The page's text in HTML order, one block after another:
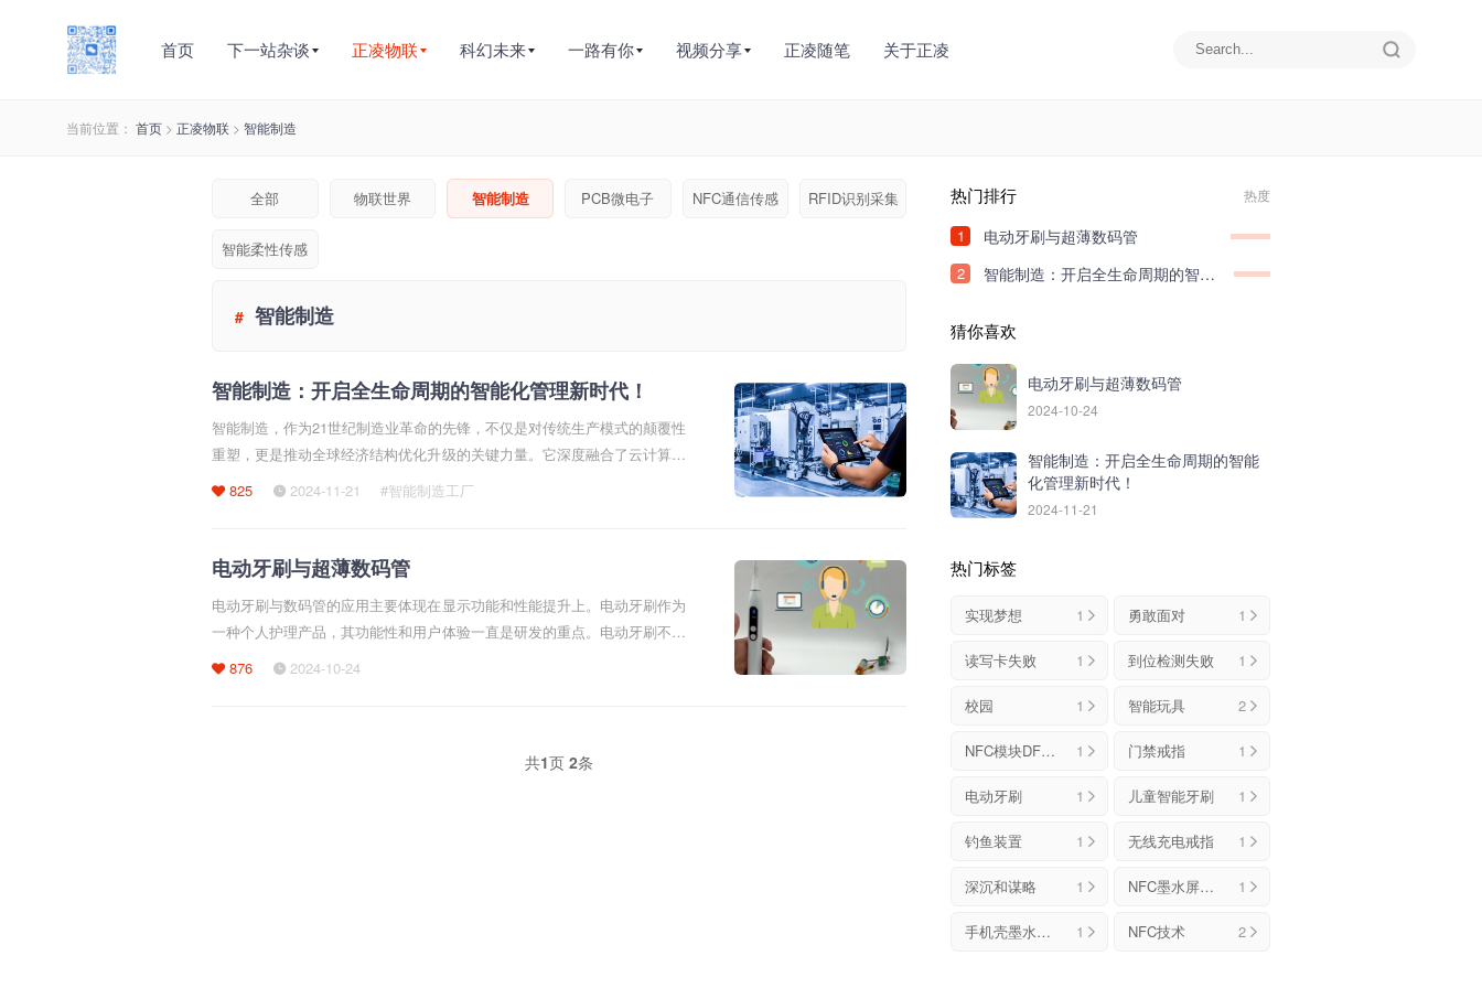
首页 下一站杂谈 正凌物联 科幻未来 一路有你 视频分享 正凌随笔 关于正凌
当前位置： 首页 > 正凌物联 > 智能制造
全部 物联世界 智能制造 PCB微电子 NFC通信传感 RFID识别采集
智能柔性传感
# 智能制造
智能制造：开启全生命周期的智能化管理新时代！
智能制造，作为21世纪制造业革命的先锋，不仅是对传统生产模式的颠覆性
重塑，更是推动全球经济结构优化升级的关键力量。它深度融合了云计算、
大数据、物联网、人工智能等
825 2024-11-21 #智能制造工厂
电动牙刷与超薄数码管
‌电动牙刷与数码管的应用主要体现在显示功能和性能提升上。‌电动牙刷作为
一种个人护理产品，其功能性和用户体验一直是研发的重点。电动牙刷不仅
在清洁效果上有了显著提升
876 2024-10-24
共1页 2条
热门排行 热度
1 电动牙刷与超薄数码管
2 智能制造：开启全生命周期的智能化管理新时代！
猜你喜欢
电动牙刷与超薄数码管
2024-10-24
智能制造：开启全生命周期的智能
化管理新时代！
2024-11-21
热门标签
实现梦想 1 勇敢面对 1
读写卡失败 1 到位检测失败 1
校园 1 智能玩具 2
NFC模块DFMANFC 1 门禁戒指 1
电动牙刷 1 儿童智能牙刷 1
钓鱼装置 1 无线充电戒指 1
深沉和谋略 1 NFC墨水屏手机壳 1
手机壳墨水屏NFC解决方案 1 NFC技术 2